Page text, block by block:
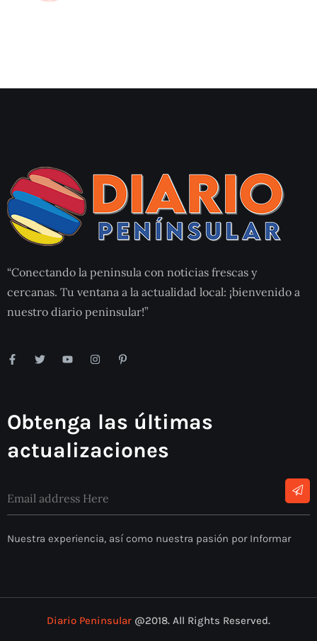
“Conectando la peninsula con noticias frescas y
cercanas. Tu ventana a la actualidad local: ¡bienvenido a
nuestro diario peninsular!”
Obtenga las últimas
actualizaciones
Nuestra experiencia, así como nuestra pasión por Informar
Diario Peninsular @2018. All Rights Reserved.